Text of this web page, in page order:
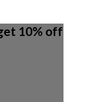
10% off